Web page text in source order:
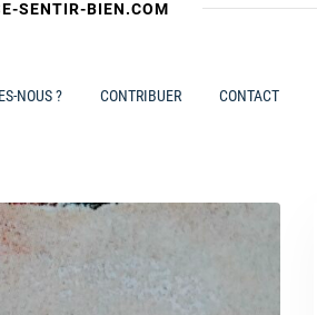
SENTIR-BIEN.COM
NOUS ? CONTRIBUER CONTACT